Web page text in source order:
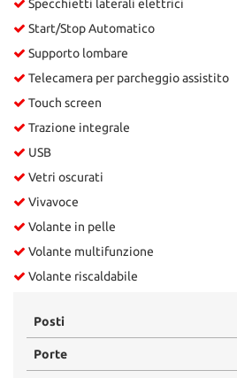
Specchietti laterali elettrici
Start/Stop Automatico
Supporto lombare
Telecamera per parcheggio assistito
Touch screen
Trazione integrale
USB
Vetri oscurati
Vivavoce
Volante in pelle
Volante multifunzione
Volante riscaldabile
Posti
Porte